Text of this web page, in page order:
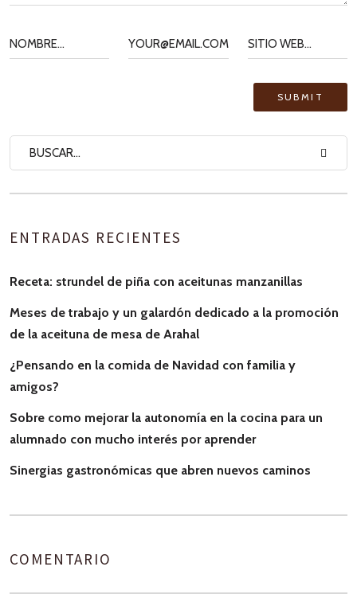
ENTRADAS RECIENTES
Receta: strundel de piña con aceitunas manzanillas
Meses de trabajo y un galardón dedicado a la promoción
de la aceituna de mesa de Arahal
¿Pensando en la comida de Navidad con familia y
amigos?
Sobre como mejorar la autonomía en la cocina para un
alumnado con mucho interés por aprender
Sinergias gastronómicas que abren nuevos caminos
COMENTARIO